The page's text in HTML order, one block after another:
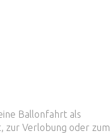
Ballonfahrt als
zur Verlobung oder zum